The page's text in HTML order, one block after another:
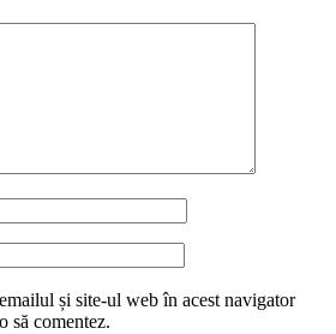
și site-ul web în acest navigator
să comentez.